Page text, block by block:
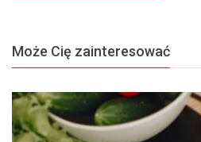
Może Cię zainteresować